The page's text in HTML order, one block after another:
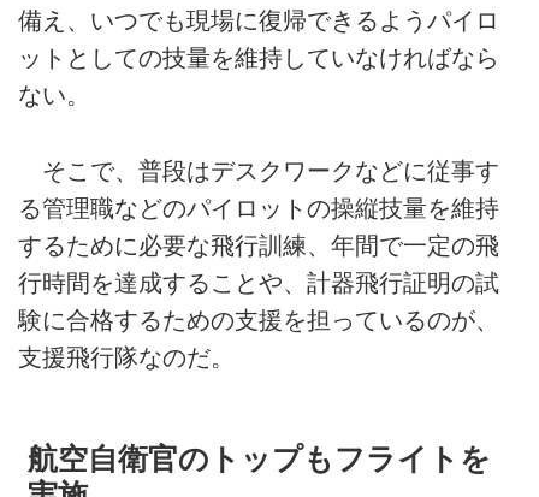
備え、いつでも現場に復帰できるようパイロ
ットとしての技量を維持していなければなら
ない。
そこで、普段はデスクワークなどに従事す
る管理職などのパイロットの操縦技量を維持
するために必要な飛行訓練、年間で一定の飛
行時間を達成することや、計器飛行証明の試
験に合格するための支援を担っているのが、
支援飛行隊なのだ。
航空自衛官のトップもフライトを